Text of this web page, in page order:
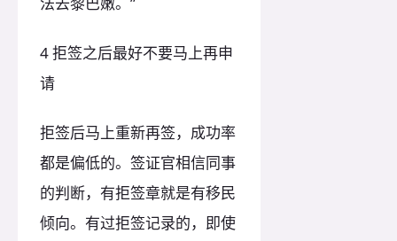
4 拒签之后最好不要马上再申
请
拒签后马上重新再签，成功率
都是偏低的。签证官相信同事
的判断，有拒签章就是有移民
倾向。有过拒签记录的，即使